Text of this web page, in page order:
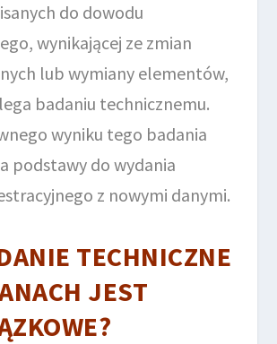
do dowodu
wynikającej ze zmian
lub wymiany elementów,
badaniu technicznemu.
wyniku tego badania
podstawy do wydania
z nowymi danymi.
TECHNICZNE
JEST